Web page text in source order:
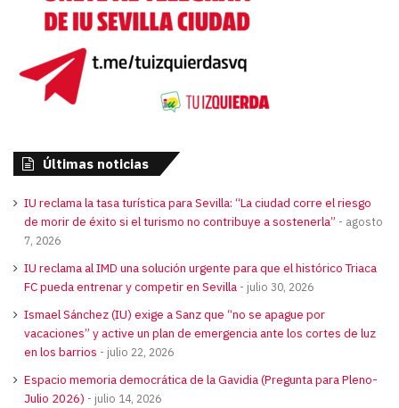
Últimas noticias
IU reclama la tasa turística para Sevilla: “La ciudad corre el riesgo
de morir de éxito si el turismo no contribuye a sostenerla”
agosto
7, 2026
IU reclama al IMD una solución urgente para que el histórico Triaca
FC pueda entrenar y competir en Sevilla
julio 30, 2026
Ismael Sánchez (IU) exige a Sanz que “no se apague por
vacaciones” y active un plan de emergencia ante los cortes de luz
en los barrios
julio 22, 2026
Espacio memoria democrática de la Gavidia (Pregunta para Pleno-
Julio 2026)
julio 14, 2026